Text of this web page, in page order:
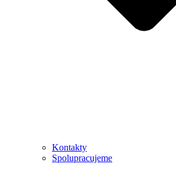
Kontakty
Spolupracujeme